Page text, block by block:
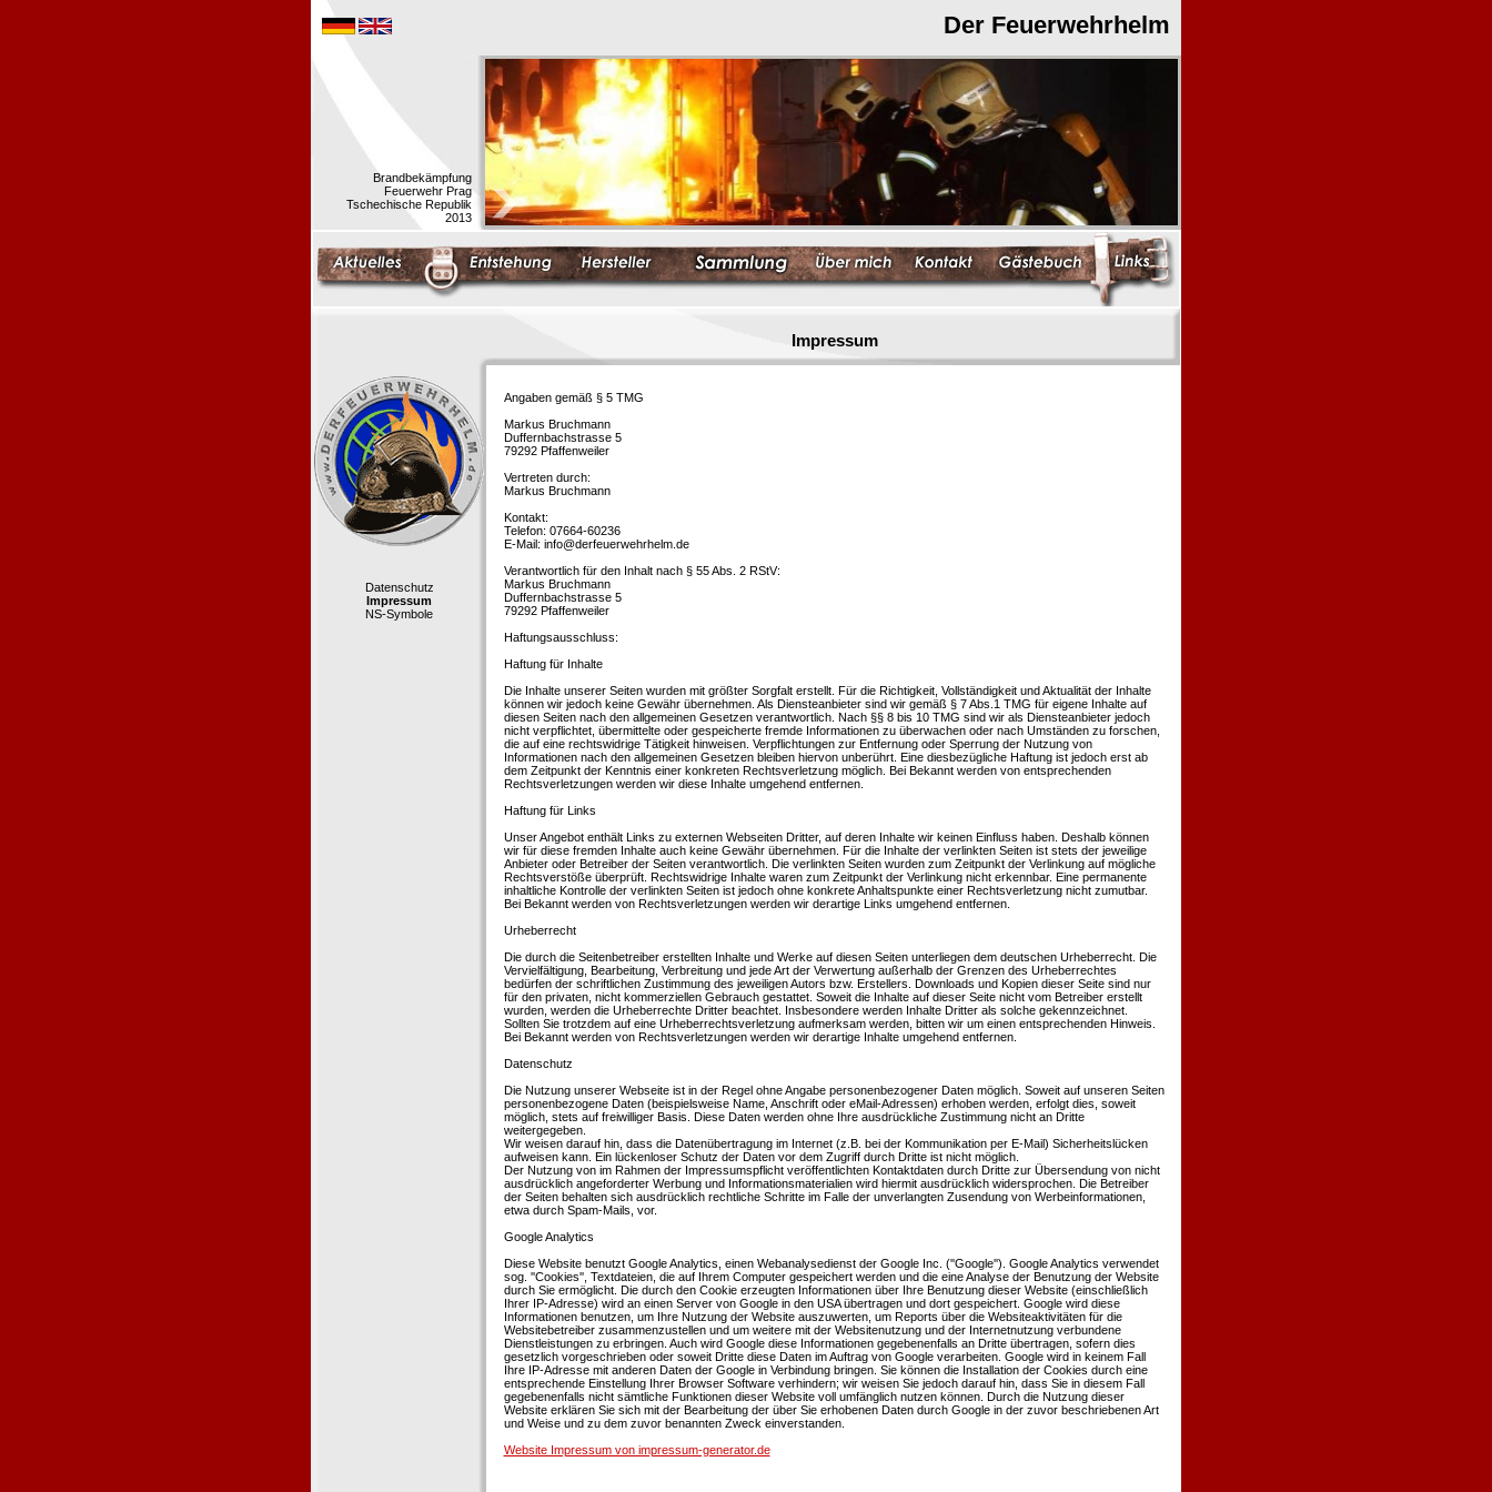
Der Feuerwehrhelm
Brandbekämpfung
Feuerwehr Prag
Tschechische Republik
2013
Impressum
Datenschutz
Impressum
NS-Symbole
Angaben gemäß § 5 TMG
Markus Bruchmann
Duffernbachstrasse 5
79292 Pfaffenweiler
Vertreten durch:
Markus Bruchmann
Kontakt:
Telefon: 07664-60236
E-Mail: info@derfeuerwehrhelm.de
Verantwortlich für den Inhalt nach § 55 Abs. 2 RStV:
Markus Bruchmann
Duffernbachstrasse 5
79292 Pfaffenweiler
Haftungsausschluss:
Haftung für Inhalte
Die Inhalte unserer Seiten wurden mit größter Sorgfalt erstellt. Für die Richtigkeit, Vollständigkeit und Aktualität der Inhalte
können wir jedoch keine Gewähr übernehmen. Als Diensteanbieter sind wir gemäß § 7 Abs.1 TMG für eigene Inhalte auf
diesen Seiten nach den allgemeinen Gesetzen verantwortlich. Nach §§ 8 bis 10 TMG sind wir als Diensteanbieter jedoch
nicht verpflichtet, übermittelte oder gespeicherte fremde Informationen zu überwachen oder nach Umständen zu forschen,
die auf eine rechtswidrige Tätigkeit hinweisen. Verpflichtungen zur Entfernung oder Sperrung der Nutzung von
Informationen nach den allgemeinen Gesetzen bleiben hiervon unberührt. Eine diesbezügliche Haftung ist jedoch erst ab
dem Zeitpunkt der Kenntnis einer konkreten Rechtsverletzung möglich. Bei Bekannt werden von entsprechenden
Rechtsverletzungen werden wir diese Inhalte umgehend entfernen.
Haftung für Links
Unser Angebot enthält Links zu externen Webseiten Dritter, auf deren Inhalte wir keinen Einfluss haben. Deshalb können
wir für diese fremden Inhalte auch keine Gewähr übernehmen. Für die Inhalte der verlinkten Seiten ist stets der jeweilige
Anbieter oder Betreiber der Seiten verantwortlich. Die verlinkten Seiten wurden zum Zeitpunkt der Verlinkung auf mögliche
Rechtsverstöße überprüft. Rechtswidrige Inhalte waren zum Zeitpunkt der Verlinkung nicht erkennbar. Eine permanente
inhaltliche Kontrolle der verlinkten Seiten ist jedoch ohne konkrete Anhaltspunkte einer Rechtsverletzung nicht zumutbar.
Bei Bekannt werden von Rechtsverletzungen werden wir derartige Links umgehend entfernen.
Urheberrecht
Die durch die Seitenbetreiber erstellten Inhalte und Werke auf diesen Seiten unterliegen dem deutschen Urheberrecht. Die
Vervielfältigung, Bearbeitung, Verbreitung und jede Art der Verwertung außerhalb der Grenzen des Urheberrechtes
bedürfen der schriftlichen Zustimmung des jeweiligen Autors bzw. Erstellers. Downloads und Kopien dieser Seite sind nur
für den privaten, nicht kommerziellen Gebrauch gestattet. Soweit die Inhalte auf dieser Seite nicht vom Betreiber erstellt
wurden, werden die Urheberrechte Dritter beachtet. Insbesondere werden Inhalte Dritter als solche gekennzeichnet.
Sollten Sie trotzdem auf eine Urheberrechtsverletzung aufmerksam werden, bitten wir um einen entsprechenden Hinweis.
Bei Bekannt werden von Rechtsverletzungen werden wir derartige Inhalte umgehend entfernen.
Datenschutz
Die Nutzung unserer Webseite ist in der Regel ohne Angabe personenbezogener Daten möglich. Soweit auf unseren Seiten
personenbezogene Daten (beispielsweise Name, Anschrift oder eMail-Adressen) erhoben werden, erfolgt dies, soweit
möglich, stets auf freiwilliger Basis. Diese Daten werden ohne Ihre ausdrückliche Zustimmung nicht an Dritte
weitergegeben.
Wir weisen darauf hin, dass die Datenübertragung im Internet (z.B. bei der Kommunikation per E-Mail) Sicherheitslücken
aufweisen kann. Ein lückenloser Schutz der Daten vor dem Zugriff durch Dritte ist nicht möglich.
Der Nutzung von im Rahmen der Impressumspflicht veröffentlichten Kontaktdaten durch Dritte zur Übersendung von nicht
ausdrücklich angeforderter Werbung und Informationsmaterialien wird hiermit ausdrücklich widersprochen. Die Betreiber
der Seiten behalten sich ausdrücklich rechtliche Schritte im Falle der unverlangten Zusendung von Werbeinformationen,
etwa durch Spam-Mails, vor.
Google Analytics
Diese Website benutzt Google Analytics, einen Webanalysedienst der Google Inc. (''Google''). Google Analytics verwendet
sog. ''Cookies'', Textdateien, die auf Ihrem Computer gespeichert werden und die eine Analyse der Benutzung der Website
durch Sie ermöglicht. Die durch den Cookie erzeugten Informationen über Ihre Benutzung dieser Website (einschließlich
Ihrer IP-Adresse) wird an einen Server von Google in den USA übertragen und dort gespeichert. Google wird diese
Informationen benutzen, um Ihre Nutzung der Website auszuwerten, um Reports über die Websiteaktivitäten für die
Websitebetreiber zusammenzustellen und um weitere mit der Websitenutzung und der Internetnutzung verbundene
Dienstleistungen zu erbringen. Auch wird Google diese Informationen gegebenenfalls an Dritte übertragen, sofern dies
gesetzlich vorgeschrieben oder soweit Dritte diese Daten im Auftrag von Google verarbeiten. Google wird in keinem Fall
Ihre IP-Adresse mit anderen Daten der Google in Verbindung bringen. Sie können die Installation der Cookies durch eine
entsprechende Einstellung Ihrer Browser Software verhindern; wir weisen Sie jedoch darauf hin, dass Sie in diesem Fall
gegebenenfalls nicht sämtliche Funktionen dieser Website voll umfänglich nutzen können. Durch die Nutzung dieser
Website erklären Sie sich mit der Bearbeitung der über Sie erhobenen Daten durch Google in der zuvor beschriebenen Art
und Weise und zu dem zuvor benannten Zweck einverstanden.
Website Impressum von impressum-generator.de